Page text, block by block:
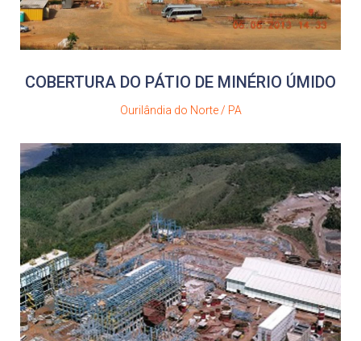
COBERTURA DO PÁTIO DE MINÉRIO ÚMIDO
Ourilândia do Norte / PA